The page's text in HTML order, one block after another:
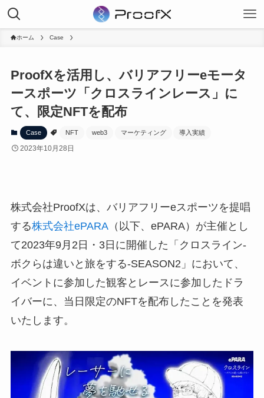
ホーム Case
ProofXを活用し、バリアフリーeモータ
ースポーツ「クロスラインレース」に
て、限定NFTを配布
Case NFT web3 マーケティング 導入実績
2023年10月28日
株式会社ProofXは、バリアフリーeスポーツを提唱
する株式会社ePARA（以下、ePARA）が主催とし
て2023年9月2日・3日に開催した「クロスライン-
ボクらは違いと旅をする-SEASON2」において、
イベントに参加した観客とレースに参加したドラ
イバーに、当日限定のNFTを配布したことを発表
いたします。